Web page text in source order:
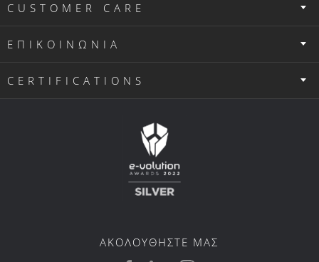
CUSTOMER CARE
ΕΠΙΚΟΙΝΩΝΙΑ
CERTIFICATIONS
ΑΚΟΛΟΥΘΗΣΤΕ ΜΑΣ